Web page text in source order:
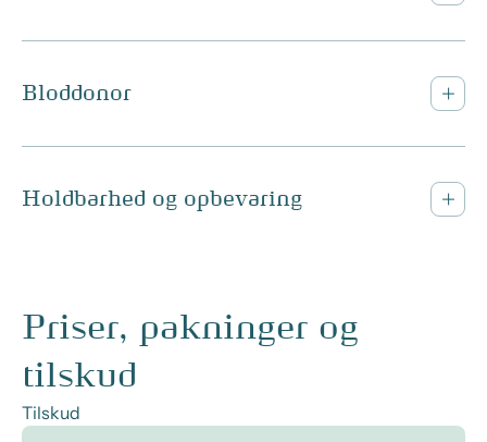
Bloddonor
Holdbarhed og opbevaring
Priser, pakninger og
tilskud
Tilskud